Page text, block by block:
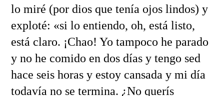
lo miré (por dios que tenía ojos lindos) y
exploté: «si lo entiendo, oh, está listo,
está claro. ¡Chao! Yo tampoco he parado
y no he comido en dos días y tengo sed
hace seis horas y estoy cansada y mi día
todavía no se termina. ¿No querís